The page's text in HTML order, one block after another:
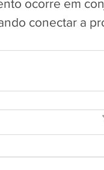
ocorre em
conectar a